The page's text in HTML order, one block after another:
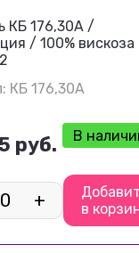
КБ 176,30А /
/ 100% вискоза
КБ 176,30А
руб. В
+
в